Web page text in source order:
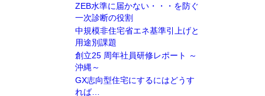
ZEB水準に届かない・・・を防ぐ
一次診断の役割
中規模非住宅省エネ基準引上げと
用途別課題
創立25 周年社員研修レポート ～
沖縄～
GX志向型住宅にするにはどうす
れば…